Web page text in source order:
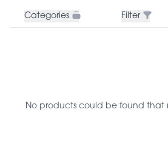
Categories Filter
No products could be found that